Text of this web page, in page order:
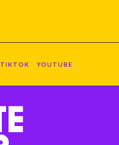
TIKTOK YOUTUBE